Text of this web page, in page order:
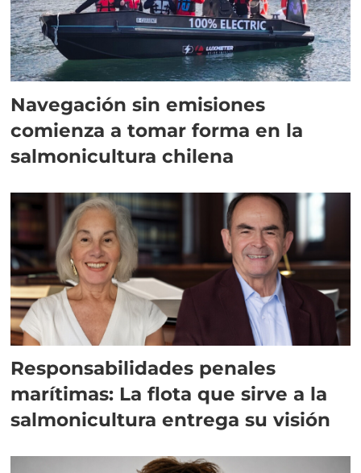
Navegación sin emisiones
comienza a tomar forma en la
salmonicultura chilena
Responsabilidades penales
marítimas: La flota que sirve a la
salmonicultura entrega su visión